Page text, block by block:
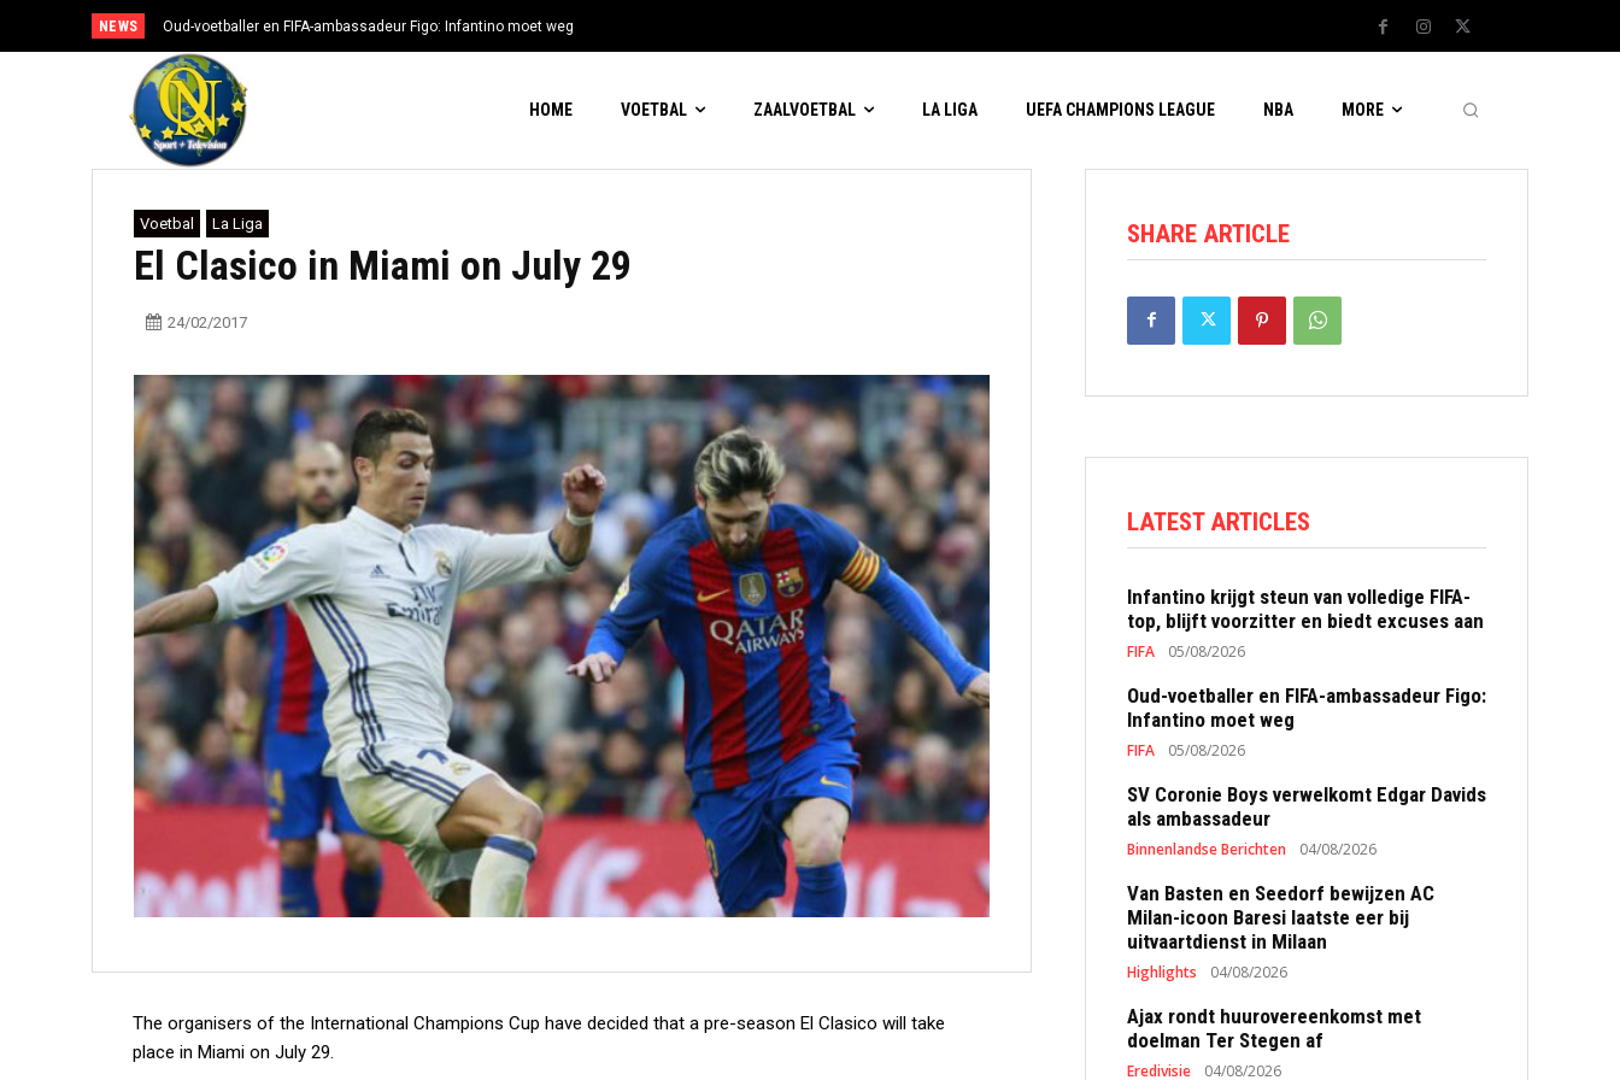
NEWS Oud-voetballer en FIFA-ambassadeur Figo: Infantino moet weg
HOME VOETBAL ZAALVOETBAL LA LIGA UEFA CHAMPIONS LEAGUE NBA MORE
Voetbal La Liga
El Clasico in Miami on July 29
24/02/2017
The organisers of the International Champions Cup have decided that a pre-season El Clasico will take
place in Miami on July 29.
SHARE ARTICLE
LATEST ARTICLES
Infantino krijgt steun van volledige FIFA-
top, blijft voorzitter en biedt excuses aan
FIFA 05/08/2026
Oud-voetballer en FIFA-ambassadeur Figo:
Infantino moet weg
FIFA 05/08/2026
SV Coronie Boys verwelkomt Edgar Davids
als ambassadeur
Binnenlandse Berichten 04/08/2026
Van Basten en Seedorf bewijzen AC
Milan-icoon Baresi laatste eer bij
uitvaartdienst in Milaan
Highlights 04/08/2026
Ajax rondt huurovereenkomst met
doelman Ter Stegen af
Eredivisie 04/08/2026